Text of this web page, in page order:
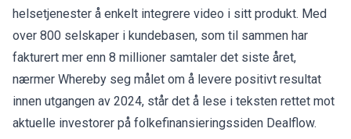
helsetjenester å enkelt integrere video i sitt produkt. Med
over 800 selskaper i kundebasen, som til sammen har
fakturert mer enn 8 millioner samtaler det siste året,
nærmer Whereby seg målet om å levere positivt resultat
innen utgangen av 2024, står det å lese i teksten rettet mot
aktuelle investorer på folkefinansieringssiden Dealflow.